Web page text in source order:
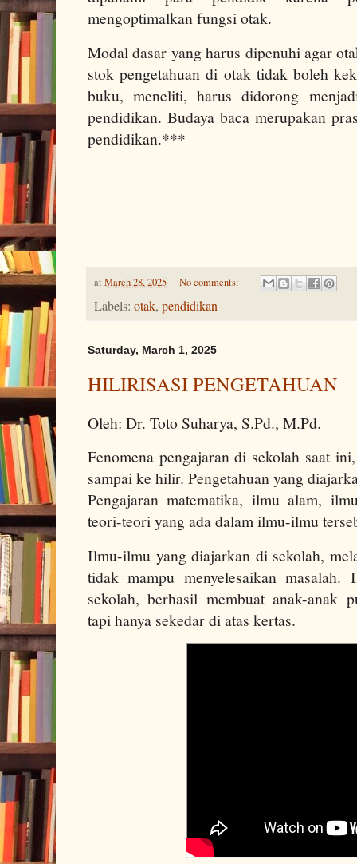
mengoptimalkan fungsi otak.
Modal dasar yang harus dipenuhi agar
stok pengetahuan di otak tidak boleh
buku, meneliti, harus didorong
pendidikan. Budaya baca merupakan
pendidikan.***
at March 28, 2025 No comments:
Labels: otak, pendidikan
Saturday, March 1, 2025
HILIRISASI PENGETAHUAN
Oleh: Dr. Toto Suharya, S.Pd., M.Pd.
Fenomena pengajaran di sekolah saat
sampai ke hilir. Pengetahuan yang
Pengajaran matematika, ilmu alam,
teori-teori yang ada dalam ilmu-ilmu
Ilmu-ilmu yang diajarkan di sekolah,
tidak mampu menyelesaikan
sekolah, berhasil membuat anak-anak
tapi hanya sekedar di atas kertas.